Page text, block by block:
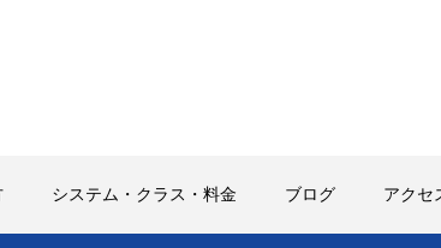
システム・クラス・料金 ブログ アクセ